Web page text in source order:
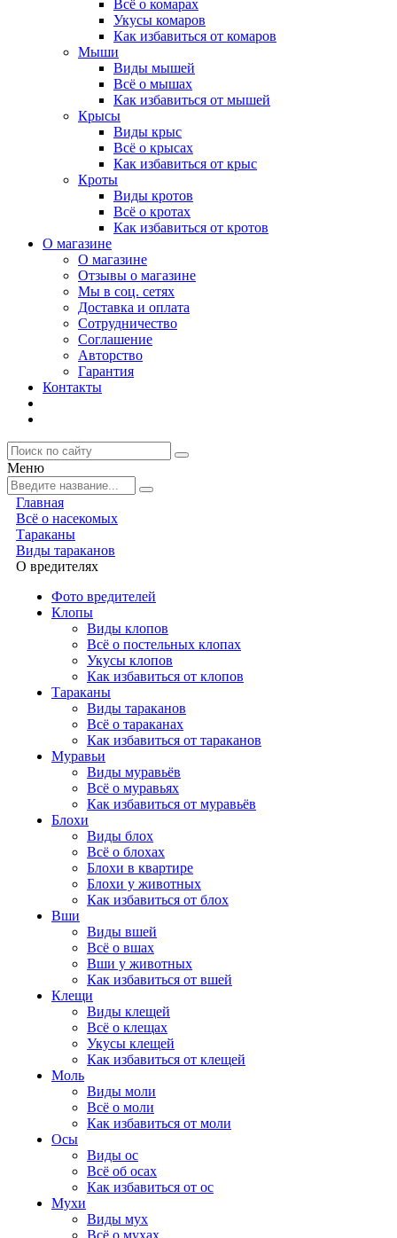
Всё о комарах
Укусы комаров
Как избавиться от комаров
Мыши
Виды мышей
Всё о мышах
Как избавиться от мышей
Крысы
Виды крыс
Всё о крысах
Как избавиться от крыс
Кроты
Виды кротов
Всё о кротах
Как избавиться от кротов
О магазине
О магазине
Отзывы о магазине
Мы в соц. сетях
Доставка и оплата
Сотрудничество
Соглашение
Авторство
Гарантия
Контакты
Меню
Главная
Всё о насекомых
Тараканы
Виды тараканов
О вредителях
Фото вредителей
Клопы
Виды клопов
Всё о постельных клопах
Укусы клопов
Как избавиться от клопов
Тараканы
Виды тараканов
Всё о тараканах
Как избавиться от тараканов
Муравьи
Виды муравьёв
Всё о муравьях
Как избавиться от муравьёв
Блохи
Виды блох
Всё о блохах
Блохи в квартире
Блохи у животных
Как избавиться от блох
Вши
Виды вшей
Всё о вшах
Вши у животных
Как избавиться от вшей
Клещи
Виды клещей
Всё о клещах
Укусы клещей
Как избавиться от клещей
Моль
Виды моли
Всё о моли
Как избавиться от моли
Осы
Виды ос
Всё об осах
Как избавиться от ос
Мухи
Виды мух
Всё о мухах